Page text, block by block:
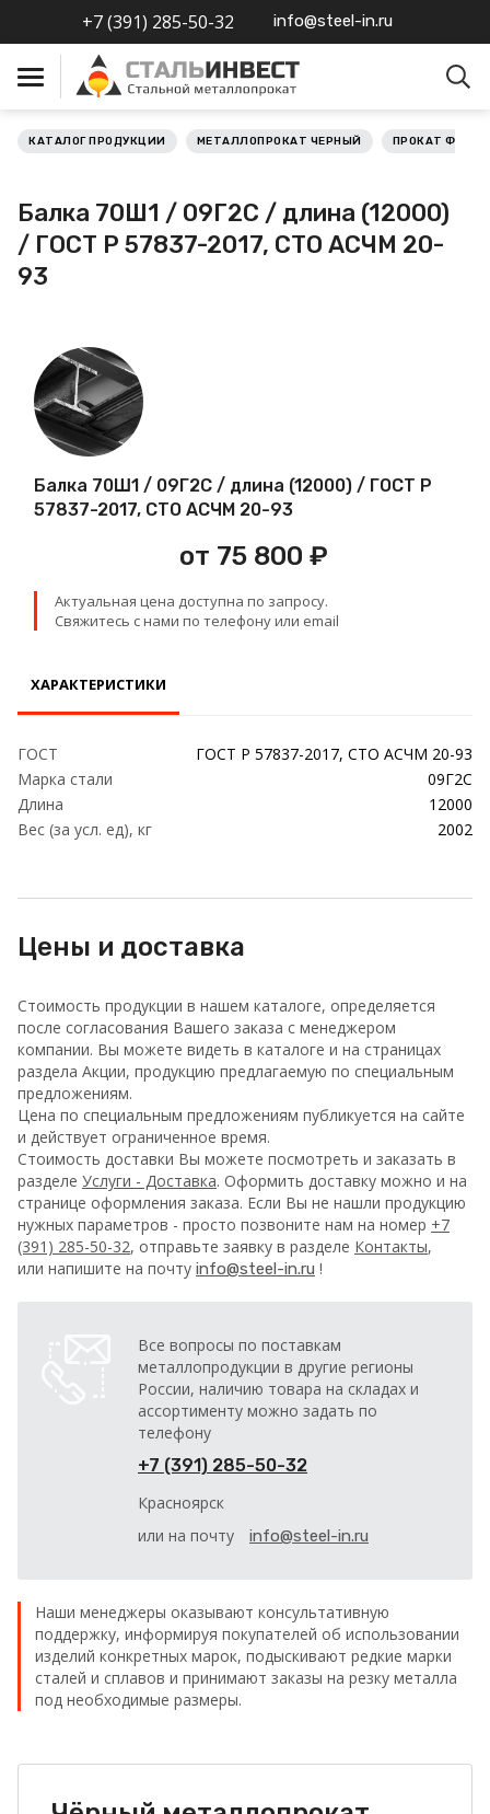
+7 (391) 285-50-32 info@steel-in.ru
Металлопрокат
нержавеющий
Металлопрокат
калиброванный
Профлист
Проволока
КАТАЛОГ ПРОДУКЦИИ МЕТАЛЛОПРОКАТ ЧЕРНЫЙ ПРОКАТ
Балка 70Ш1 / 09Г2С / длина (12000)
/ ГОСТ Р 57837-2017, СТО АСЧМ 20-
93
Балка 70Ш1 / 09Г2С / длина (12000) / ГОСТ Р
57837-2017, СТО АСЧМ 20-93
от 75 800 ₽
Актуальная цена доступна по запросу.
Свяжитесь с нами по телефону или email
ХАРАКТЕРИСТИКИ
ГОСТ
ГОСТ Р 57837-2017, СТО АСЧМ 20-93
Марка стали
09Г2С
Длина
12000
Вес (за усл. ед), кг
2002
Цены и доставка
Стоимость продукции в нашем каталоге, определяется
после согласования Вашего заказа с менеджером
компании. Вы можете видеть в каталоге и на страницах
раздела Акции, продукцию предлагаемую по специальным
предложениям.
Цена по специальным предложениям публикуется на сайте
и действует ограниченное время.
Стоимость доставки Вы можете посмотреть и заказать в
разделе Услуги - Доставка. Оформить доставку можно и на
странице оформления заказа. Если Вы не нашли продукцию
нужных параметров - просто позвоните нам на номер +7
(391) 285-50-32, отправьте заявку в разделе Контакты,
или напишите на почту info@steel-in.ru !
Все вопросы по поставкам
металлопродукции в другие регионы
России, наличию товара на складах и
ассортименту можно задать по
телефону
+7 (391) 285-50-32
Красноярск
или на почту
info@steel-in.ru
Наши менеджеры оказывают консультативную
поддержку, информируя покупателей об использовании
изделий конкретных марок, подыскивают редкие марки
сталей и сплавов и принимают заказы на резку металла
под необходимые размеры.